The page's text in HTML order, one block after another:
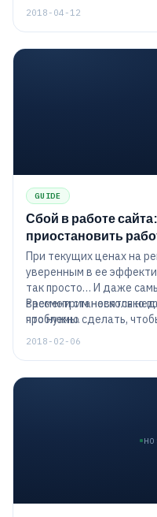
2018-04-12
GUIDE
Сбой в работе
приостановить
При текущих ценах на
уверенным в ее
так просто… И даже
времени становятся
что нужно сделать,
деньги на ветер?
Рассмотрим несколько
проблемы.
2018-02-06